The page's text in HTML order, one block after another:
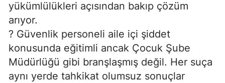
yükümlülükleri açısından bakıp çözüm
arıyor.
? Güvenlik personeli aile içi şiddet
konusunda eğitimli ancak Çocuk Şube
Müdürlüğü gibi branşlaşmış değil. Her suça
aynı yerde tahkikat olumsuz sonuçlar